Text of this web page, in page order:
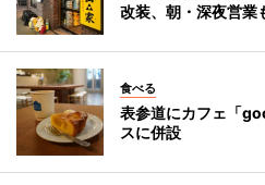
改装、朝・深夜営業
食べる
表参道にカフェ「
スに併設